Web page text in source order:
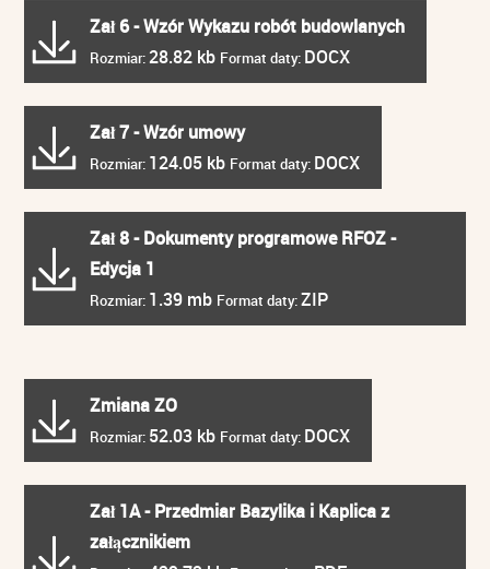
Zał 6 - Wzór Wykazu robót budowlanych
Rozmiar:28.82 kb Format daty: DOCX
Zał 7 - Wzór umowy
Rozmiar: 124.05 kb Format daty: DOCX
Zał 8 - Dokumenty programowe RFOZ -
Edycja 1
Rozmiar: 1.39 mb Format daty:ZIP
Zmiana ZO
Rozmiar: 52.03 kb Format daty: DOCX
Zał 1A - Przedmiar Bazylika i Kaplica z
załącznikiem